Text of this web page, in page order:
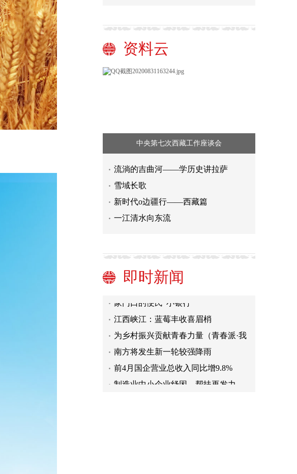
资料云
中央第七次西藏工作座谈会
流淌的吉曲河——学历史讲拉萨
雪域长歌
新时代o边疆行——西藏篇
一江清水向东流
即时新闻
明确了！河南常态化核酸检测所需费
难--河南频道--人民网
大山里的光影守望者
高山盆地绽放旅游致富花
家门口的便民“小银行”
江西峡江：蓝莓丰收喜眉梢
为乡村振兴贡献青春力量（青春派·我
们都是青年志愿者②）
南方将发生新一轮较强降雨
前4月国企营业总收入同比增9.8%
制造业中小企业纾困，帮扶再发力
（经济新方位·稳住市场主体）
明确了！河南常态化核酸检测所需费